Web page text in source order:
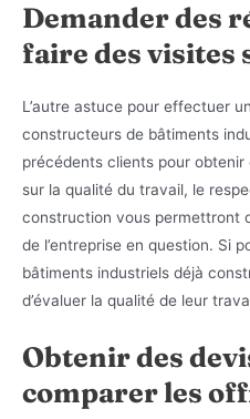
Demander des
faire des visites
L’autre astuce pour effectuer
constructeurs de bâtiments
précédents clients pour
sur la qualité du travail, le
construction vous permettront
de l’entreprise en question. Si
bâtiments industriels déjà
d’évaluer la qualité de leur
Obtenir des
comparer les